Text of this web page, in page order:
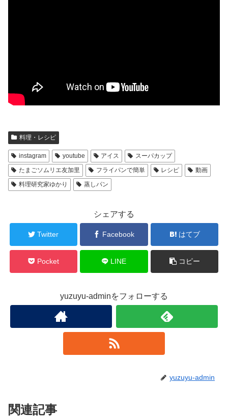
料理・レシピ
instagram youtube アイス
スーパカップ
たまごソムリエ友加里
フライパンで簡単 レシピ
動画
料理研究家ゆかり
蒸しパン
シェアする
Twitter Facebook はてブ
Pocket LINE コピー
yuzuyu-adminをフォローする
yuzuyu-admin
関連記事